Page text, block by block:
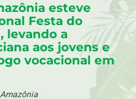
esteve
Festa do
levando a
aos jovens e
vocacional em